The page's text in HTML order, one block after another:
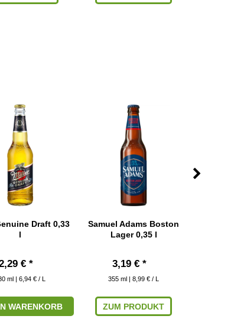
Draft 0,33
l
€ *
ml | 6,94 € / L
WARENKORB
Samuel Adams Boston
Lager 0,35 l
3,19 € *
355 ml | 8,99 € / L
ZUM PRODUKT